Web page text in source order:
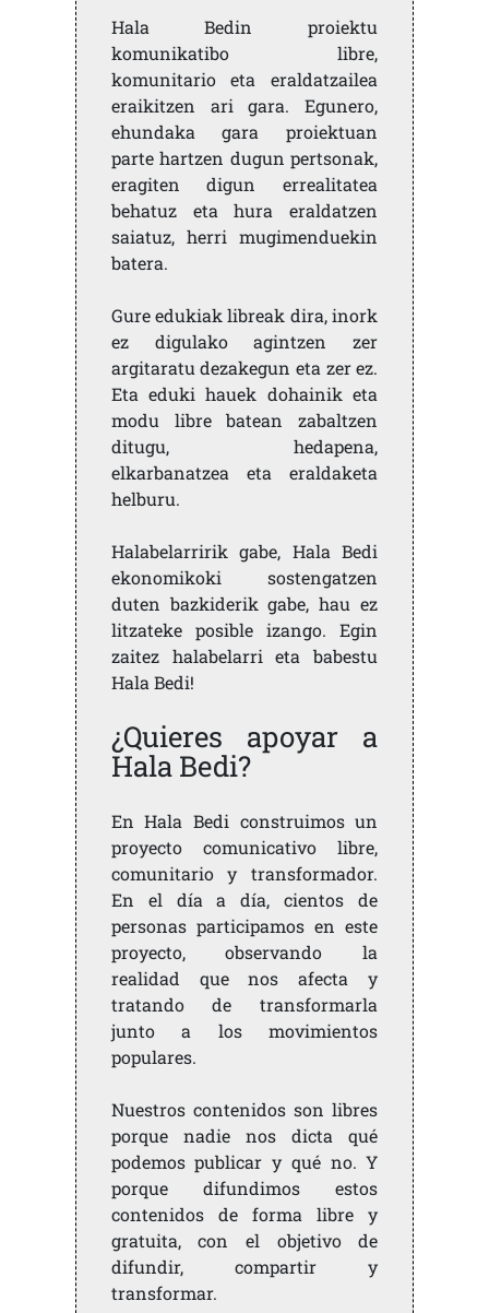
Hala Bedin proiektu
komunikatibo libre,
komunitario eta eraldatzailea
eraikitzen ari gara. Egunero,
ehundaka gara proiektuan
parte hartzen dugun pertsonak,
eragiten digun errealitatea
behatuz eta hura eraldatzen
saiatuz, herri mugimenduekin
batera.
Gure edukiak libreak dira, inork
ez digulako agintzen zer
argitaratu dezakegun eta zer ez.
Eta eduki hauek dohainik eta
modu libre batean zabaltzen
ditugu, hedapena,
elkarbanatzea eta eraldaketa
helburu.
Halabelarririk gabe, Hala Bedi
ekonomikoki sostengatzen
duten bazkiderik gabe, hau ez
litzateke posible izango. Egin
zaitez halabelarri eta babestu
Hala Bedi!
¿Quieres apoyar a
Hala Bedi?
En Hala Bedi construimos un
proyecto comunicativo libre,
comunitario y transformador.
En el día a día, cientos de
personas participamos en este
proyecto, observando la
realidad que nos afecta y
tratando de transformarla
junto a los movimientos
populares.
Nuestros contenidos son libres
porque nadie nos dicta qué
podemos publicar y qué no. Y
porque difundimos estos
contenidos de forma libre y
gratuita, con el objetivo de
difundir, compartir y
transformar.